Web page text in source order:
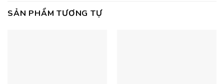
SẢN PHẨM TƯƠNG TỰ